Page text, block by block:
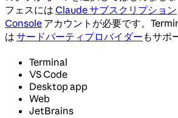
フェスには Claude サブスクリプション
Console アカウントが必要です。
は サードパーティプロバイダー もサポ
Terminal
VS Code
Desktop app
Web
JetBrains